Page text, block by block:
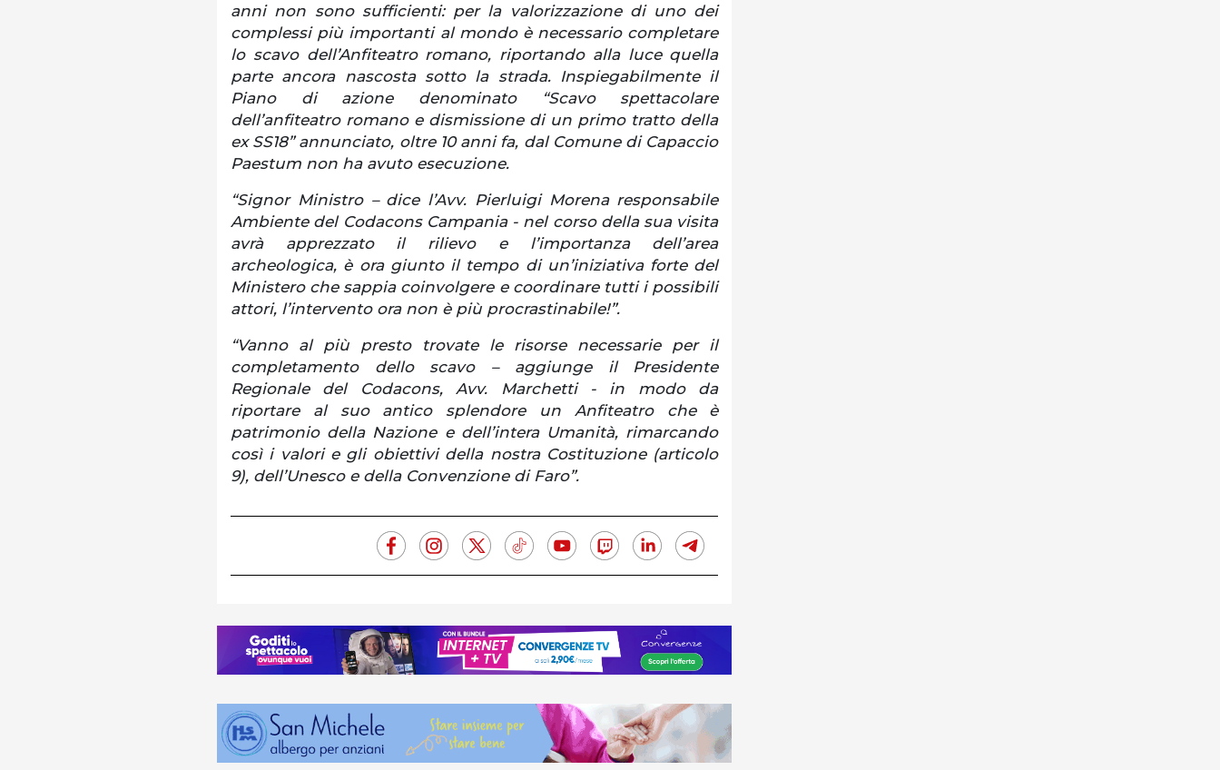
anni non sono sufficienti: per la valorizzazione di uno dei
complessi più importanti al mondo è necessario completare
lo scavo dell’Anfiteatro romano, riportando alla luce quella
parte ancora nascosta sotto la strada. Inspiegabilmente il
Piano di azione denominato “Scavo spettacolare
dell’anfiteatro romano e dismissione di un primo tratto della
ex SS18” annunciato, oltre 10 anni fa, dal Comune di Capaccio
Paestum non ha avuto esecuzione.
“Signor Ministro – dice l’Avv. Pierluigi Morena responsabile
Ambiente del Codacons Campania - nel corso della sua visita
avrà apprezzato il rilievo e l’importanza dell’area
archeologica, è ora giunto il tempo di un’iniziativa forte del
Ministero che sappia coinvolgere e coordinare tutti i possibili
attori, l’intervento ora non è più procrastinabile!”.
“Vanno al più presto trovate le risorse necessarie per il
completamento dello scavo – aggiunge il Presidente
Regionale del Codacons, Avv. Marchetti - in modo da
riportare al suo antico splendore un Anfiteatro che è
patrimonio della Nazione e dell’intera Umanità, rimarcando
così i valori e gli obiettivi della nostra Costituzione (articolo
9), dell’Unesco e della Convenzione di Faro”.